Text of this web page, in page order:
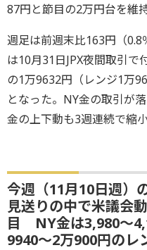
87円と節目の2万円台を維
週足は前週末比163円（
は10月31日JPX夜間取引で
の1万9632円（レンジ1万
となった。NY金の取引が
金の上下動も3週連続で縮
今週（11月10日週）
見送りの中で米議会
目 NY金は3,980～
9940～2万900円のレ